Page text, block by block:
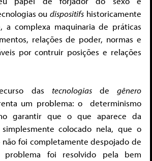
oudispositifs historicamente
a complexa maquinaria de práticas
relações de poder, normas e
por contruir posições e relações
das tecnologias de gênero
um problema: o determinismo
garantir que o que aparece da
colocado nela, que o
não foi completamente despojado de
problema foi resolvido pela bem